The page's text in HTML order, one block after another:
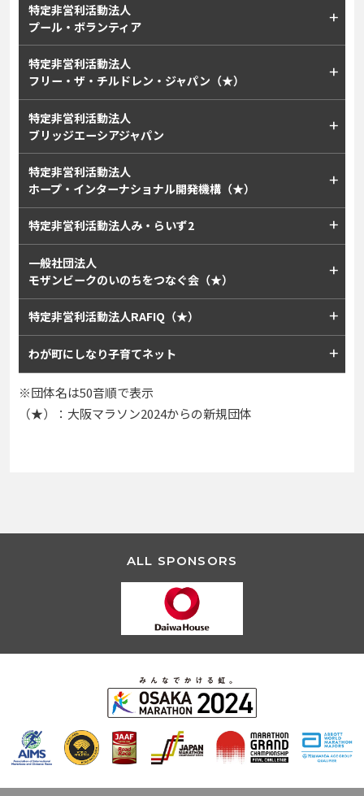
特定非営利活動法人
プール・ボランティア
特定非営利活動法人
フリー・ザ・チルドレン・ジャパン（★）
特定非営利活動法人
ブリッジエーシアジャパン
特定非営利活動法人
ホープ・インターナショナル開発機構（★）
特定非営利活動法人み・らいず2
一般社団法人
モザンビークのいのちをつなぐ会（★）
特定非営利活動法人RAFIQ（★）
わが町にしなり子育てネット
団体名は50音順で表示
（★）：大阪マラソン2024からの新規団体
ALL SPONSORS